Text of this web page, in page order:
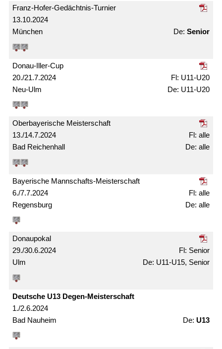
13.10.2024
Franz-Hofer-Gedächtnis-Turnier
München Senior
20./21.7.2024
Donau-Iller-Cup
Neu-Ulm
U11-U20
U11-U20
13./14.7.2024
Ober­bayerische Meister­schaft
Bad Reichenhall
alle
alle
6./7.7.2024
Bayerische Mann­schafts-Meister­schaft
Regensburg
alle
alle
29./30.6.2024
Donaupokal
Ulm
Senior
U11-U15, Senior
1./2.6.2024
Deutsche U13 Degen-Meister­schaft
Bad Nauheim U13